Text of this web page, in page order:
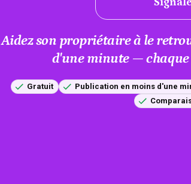
Aidez son propriétaire à le
d'une minute —
Gratuit Publication en moins d'une